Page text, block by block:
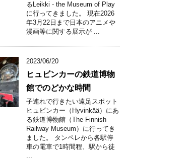
るLeikki - the Museum of Play
に行ってきました。 現在2026
年3月22日まで日本のアニメや
漫画等に関する展示が ...
2023/06/20
ヒュビンカーの鉄道博物
館でのどかな時間
子連れで行きたい遠足スポット
ヒュビンカー（Hyvinkää）にあ
る鉄道博物館（The Finnish
Railway Museum）に行ってき
ました。 タンペレから各駅停
車の電車で1時間程、駅から徒
...